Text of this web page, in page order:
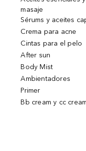
masaje
Sérums y aceites
Crema para acne
Cintas para el pelo
After sun
Body Mist
Ambientadores
Primer
Bb cream y cc